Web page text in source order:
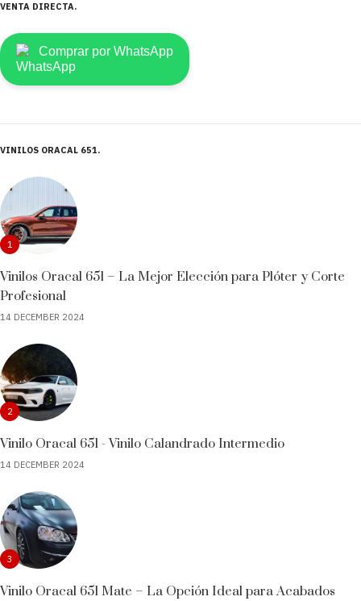
VENTA DIRECTA
Comprar por WhatsApp
VINILOS ORACAL 651
1
Vinilos Oracal 651 – La Mejor Elección para Plóter y Corte
Profesional
14 DECEMBER 2024
2
Vinilo Oracal 651 - Vinilo Calandrado Intermedio
14 DECEMBER 2024
3
Vinilo Oracal 651 Mate – La Opción Ideal para Acabados